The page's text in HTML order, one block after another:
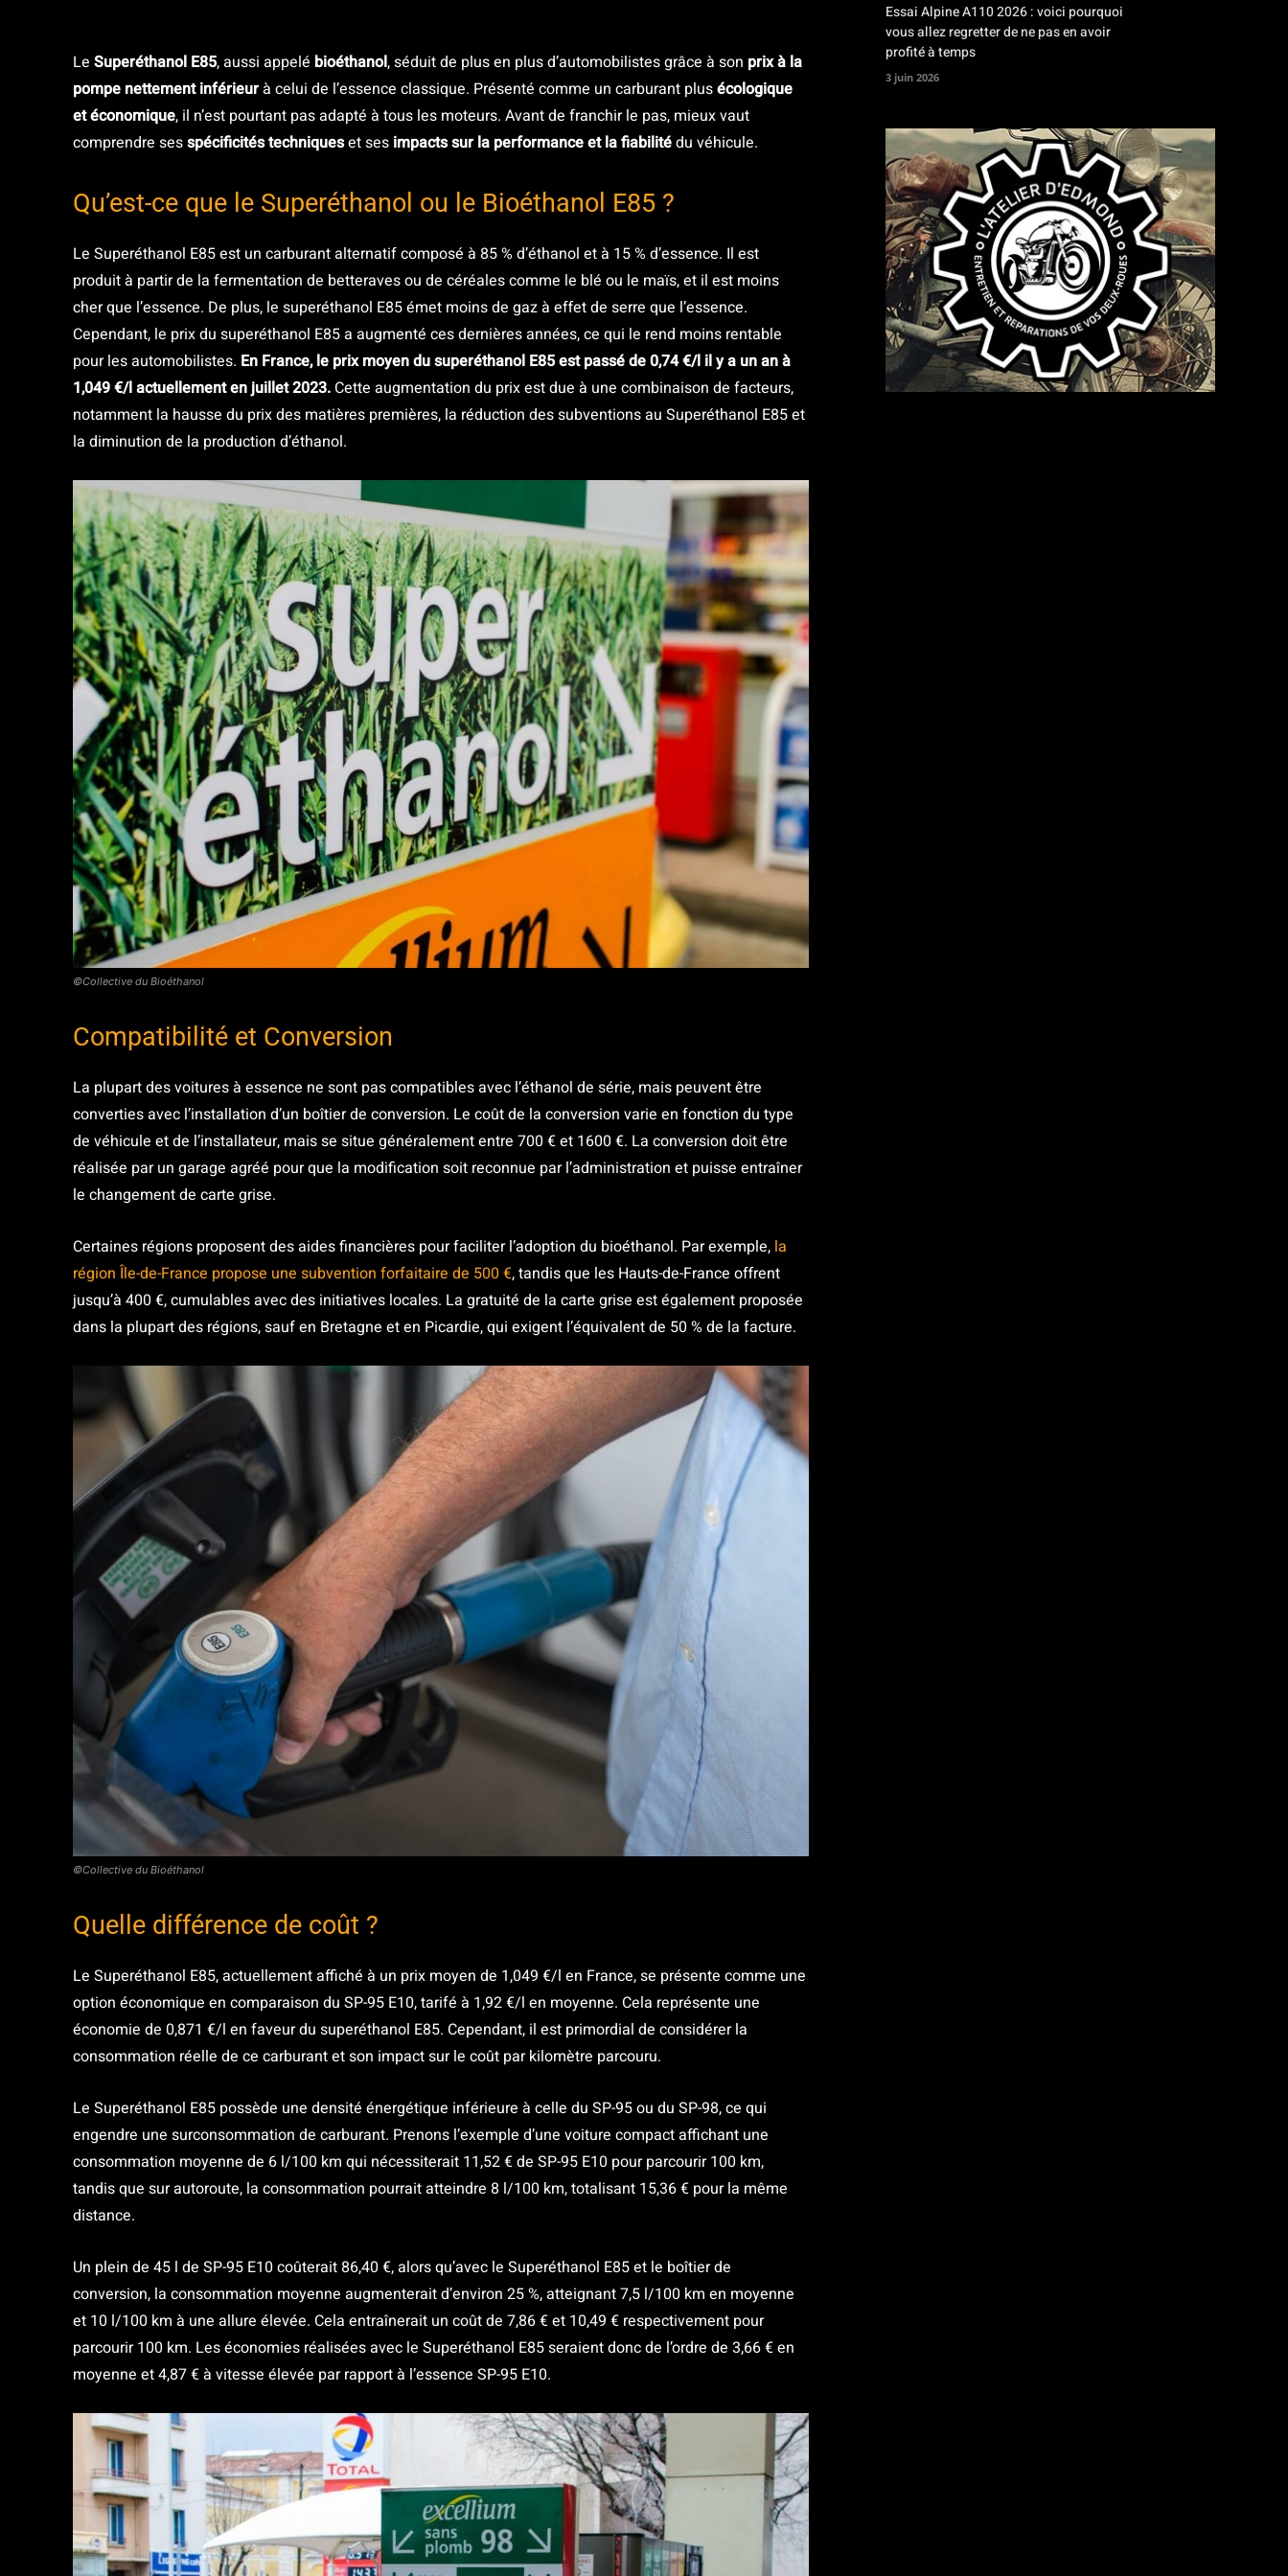
Le Superéthanol E85, aussi appelé bioéthanol, séduit de plus en plus d’automobilistes grâce à son prix à la
pompe nettement inférieurà celui de l’essence classique. Présenté comme un carburant plusécologique
et économique, il n’est pourtant pas adapté à tous les moteurs. Avant de franchir le pas, mieux vaut
comprendre sesspécificités techniqueset ses impacts sur la performance et la fiabilitédu véhicule.
Qu’est-ce que le Superéthanol ou le Bioéthanol E85 ?
Le Superéthanol E85 est un carburant alternatif composé à 85 % d’éthanol et à 15 % d’essence. Il est
produit à partir de la fermentation de betteraves ou de céréales comme le blé ou le maïs, et il est moins
cher que l’essence. De plus, le superéthanol E85 émet moins de gaz à effet de serre que l’essence.
Cependant, le prix du superéthanol E85 a augmenté ces dernières années, ce qui le rend moins rentable
pour les automobilistes. En France, le prix moyen du superéthanol E85 est passé de 0,74 €/l il y a un an à
1,049 €/l actuellement en juillet 2023. Cette augmentation du prix est due à une combinaison de facteurs,
notamment la hausse du prix des matières premières, la réduction des subventions au Superéthanol E85 et
la diminution de la production d’éthanol.
©Collective du Bioéthanol
Compatibilité et Conversion
La plupart des voitures à essence ne sont pas compatibles avec l’éthanol de série, mais peuvent être
converties avec l’installation d’un boîtier de conversion. Le coût de la conversion varie en fonction du type
de véhicule et de l’installateur, mais se situe généralement entre 700 € et 1600 €. La conversion doit être
réalisée par un garage agréé pour que la modification soit reconnue par l’administration et puisse entraîner
le changement de carte grise.
Certaines régions proposent des aides financières pour faciliter l’adoption du bioéthanol. Par exemple, la
région Île-de-France propose une subvention forfaitaire de 500 €, tandis que les Hauts-de-France offrent
jusqu’à 400 €, cumulables avec des initiatives locales. La gratuité de la carte grise est également proposée
dans la plupart des régions, sauf en Bretagne et en Picardie, qui exigent l’équivalent de 50 % de la facture.
©Collective du Bioéthanol
Quelle différence de coût ?
Le Superéthanol E85, actuellement affiché à un prix moyen de 1,049 €/l en France, se présente comme une
option économique en comparaison du SP-95 E10, tarifé à 1,92 €/l en moyenne. Cela représente une
économie de 0,871 €/l en faveur du superéthanol E85. Cependant, il est primordial de considérer la
consommation réelle de ce carburant et son impact sur le coût par kilomètre parcouru.
Le Superéthanol E85 possède une densité énergétique inférieure à celle du SP-95 ou du SP-98, ce qui
engendre une surconsommation de carburant. Prenons l’exemple d’une voiture compact affichant une
consommation moyenne de 6 l/100 km qui nécessiterait 11,52 € de SP-95 E10 pour parcourir 100 km,
tandis que sur autoroute, la consommation pourrait atteindre 8 l/100 km, totalisant 15,36 € pour la même
distance.
Un plein de 45 l de SP-95 E10 coûterait 86,40 €, alors qu’avec le Superéthanol E85 et le boîtier de
conversion, la consommation moyenne augmenterait d’environ 25 %, atteignant 7,5 l/100 km en moyenne
et 10 l/100 km à une allure élevée. Cela entraînerait un coût de 7,86 € et 10,49 € respectivement pour
parcourir 100 km. Les économies réalisées avec le Superéthanol E85 seraient donc de l’ordre de 3,66 € en
moyenne et 4,87 € à vitesse élevée par rapport à l’essence SP-95 E10.
Essai Alpine A110 2026 : voici pourquoi
vous allez regretter de ne pas en avoir
profité à temps
3 juin 2026